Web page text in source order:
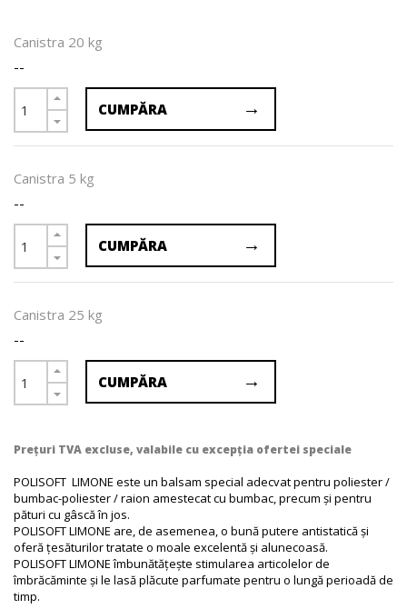
Canistra 20 kg
--
CUMPĂRA
Canistra 5 kg
--
CUMPĂRA
Canistra 25 kg
--
CUMPĂRA
Preţuri TVA excluse, valabile cu excepţia ofertei speciale
POLISOFT LIMONE este un balsam special adecvat pentru poliester /
bumbac-poliester / raion amestecat cu bumbac, precum și pentru
pături cu gâscă în jos.
POLISOFT LIMONE are, de asemenea, o bună putere antistatică și
oferă țesăturilor tratate o moale excelentă și alunecoasă.
POLISOFT LIMONE îmbunătățește stimularea articolelor de
îmbrăcăminte și le lasă plăcute parfumate pentru o lungă perioadă de
timp.